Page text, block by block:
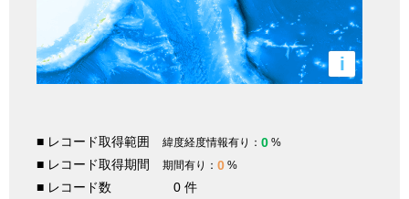
i
■ レコード取得範囲 緯度経度情報有り： 0 %
■ レコード取得期間 期間有り： 0 %
■ レコード数
0 件